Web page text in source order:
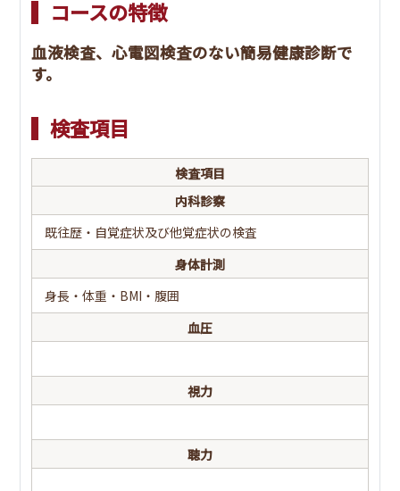
(1) バリウム
(2) 内視鏡
(3) ABC(採血)
眼圧
眼底
腹部超音波
肝臓・脾臓・胆のう・膵臓・腎臓・腹部大動脈
肺活量・努力性肺活量・一秒量・一秒率・％肺活量・
総コレステロール・LDLコレステロール・HDLコレステロ
糖代謝
肝機能
腎機能
貧血
赤血球数・血色素量(ヘモグロビン)・ヘマトクリット・
MCV・MCH・MCHC
白血球数・血小板数
痛風
尿酸(UA)
心電図
コースの特徴
血液検査、心電図検査のない簡易健康診断で
す。
検査項目
検査項目
内科診察
既往歴・自覚症状及び他覚症状の検査
身体計測
身長・体重・BMI・腹囲
血圧
視力
聴力